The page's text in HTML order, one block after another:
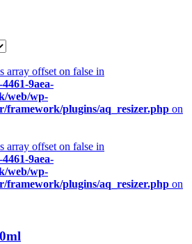
array offset on false in
9aea-
web/wp-
framework/plugins/aq_resizer.php on
array offset on false in
9aea-
web/wp-
framework/plugins/aq_resizer.php on